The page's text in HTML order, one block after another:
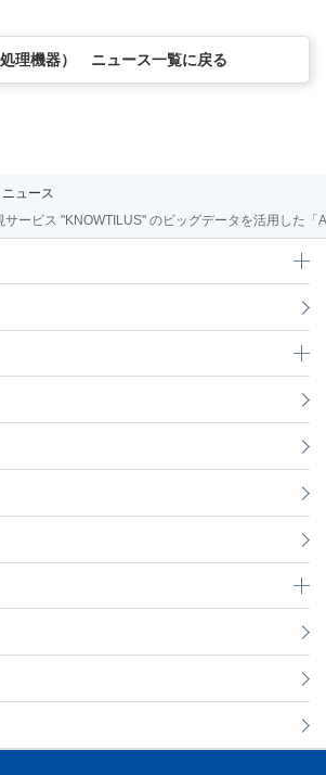
理機器） ニュース一覧に戻る
ニュース
サービス "KNOWTILUS" のビッグデータを活用した「